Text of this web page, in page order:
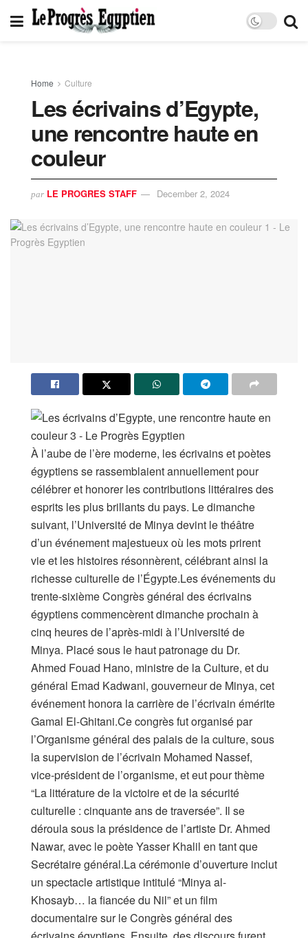
Home Culture
Les écrivains d’Egypte,
une rencontre haute en
couleur
par LE PROGRES STAFF December 2, 2024
À l’aube de l’ère moderne, les écrivains et poètes
égyptiens se rassemblaient annuellement pour
célébrer et honorer les contributions littéraires des
esprits les plus brillants du pays. Le dimanche
suivant, l’Université de Minya devint le théâtre
d’un événement majestueux où les mots prirent
vie et les histoires résonnèrent, célébrant ainsi la
richesse culturelle de l’Égypte.Les événements du
trente-sixième Congrès général des écrivains
égyptiens commencèrent dimanche prochain à
cinq heures de l’après-midi à l’Université de
Minya. Placé sous le haut patronage du Dr.
Ahmed Fouad Hano, ministre de la Culture, et du
général Emad Kadwani, gouverneur de Minya, cet
événement honora la carrière de l’écrivain émérite
Gamal El-Ghitani.Ce congrès fut organisé par
l’Organisme général des palais de la culture, sous
la supervision de l’écrivain Mohamed Nassef,
vice-président de l’organisme, et eut pour thème
“La littérature de la victoire et de la sécurité
culturelle : cinquante ans de traversée”. Il se
déroula sous la présidence de l’artiste Dr. Ahmed
Nawar, avec le poète Yasser Khalil en tant que
Secrétaire général.La cérémonie d’ouverture inclut
un spectacle artistique intitulé “Minya al-
Khosayb… la fiancée du Nil” et un film
documentaire sur le Congrès général des